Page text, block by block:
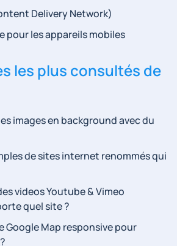
Delivery Network)
pour les appareils mobiles
les plus consultés de
images en background avec du
de sites internet renommés qui
videos Youtube & Vimeo
quel site ?
Google Map responsive pour